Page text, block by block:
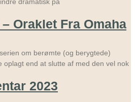
Oraklet Fra Omaha
om berømte (og berygtede)
oplagt end at slutte af med den vel nok
2023